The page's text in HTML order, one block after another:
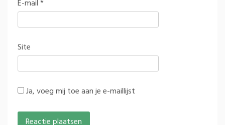
E-mail*
Site
Ja, voeg mij toe aan je e-maillijst